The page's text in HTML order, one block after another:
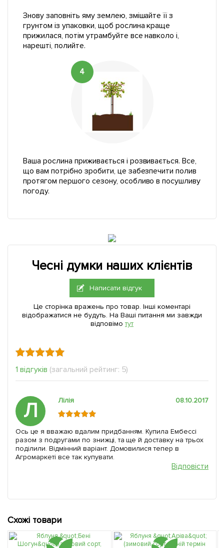
Знову заповніть яму землею, змішайте її з
грунтом із упаковки, щоб рослина краще
прижилася, потім утрамбуйте все навколо і,
нарешті, полийте.
4
Ваша рослина приживається і розвивається. Все,
що вам потрібно зробити, це забезпечити полив
протягом першого сезону, особливо в посушливу
погоду.
Чесні думки наших клієнтів
Написати відгук
Це сторінка вражень про товар. Інші коментарі
відображатися не будуть. На Ваші питання ми завжди
відповімо тут
1 відгуків (загальний рейтинг: 5)
Л Лілія 08.10.2017
Ось це я вважаю вдалим придбанням. Купила Ембессі
разом з подругами по знижці, та ще й доставку на трьох
поділили. Відмінний варіант. Домовилися тепер в
Агромаркеті все так купувати.
Відповісти
Схожі товари